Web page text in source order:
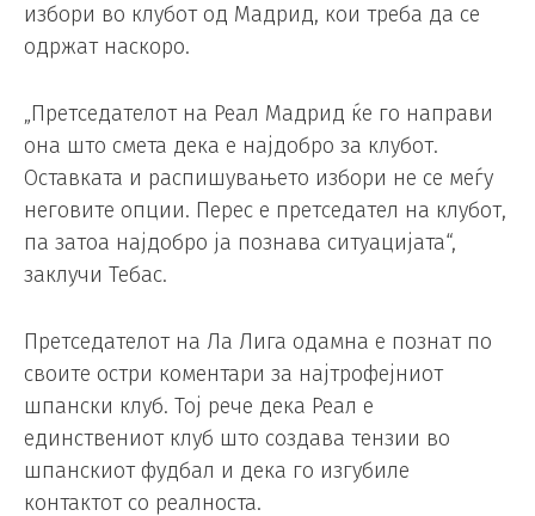
избори во клубот од Мадрид, кои треба да се
одржат наскоро.
„Претседателот на Реал Мадрид ќе го направи
она што смета дека е најдобро за клубот.
Оставката и распишувањето избори не се меѓу
неговите опции. Перес е претседател на клубот,
па затоа најдобро ја познава ситуацијата“,
заклучи Тебас.
Претседателот на Ла Лига одамна е познат по
своите остри коментари за најтрофејниот
шпански клуб. Тој рече дека Реал е
единствениот клуб што создава тензии во
шпанскиот фудбал и дека го изгубиле
контактот со реалноста.